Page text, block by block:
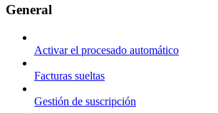
General
Activar el procesado automático
Facturas sueltas
Gestión de suscripción